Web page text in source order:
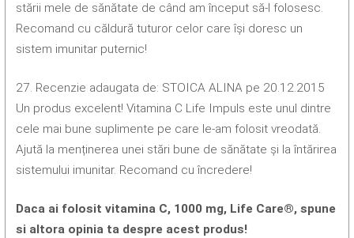
stării mele de sănătate de când am început să-l folosesc.
Recomand cu căldură tuturor celor care își doresc un
sistem imunitar puternic!
27. Recenzie adaugata de: STOICA ALINA pe 20.12.2015
Un produs excelent! Vitamina C Life Impuls este unul dintre
cele mai bune suplimente pe care le-am folosit vreodată.
Ajută la menținerea unei stări bune de sănătate și la întărirea
sistemului imunitar. Recomand cu încredere!
Daca ai folosit vitamina C, 1000 mg, Life Care®, spune
si altora opinia ta despre acest produs!